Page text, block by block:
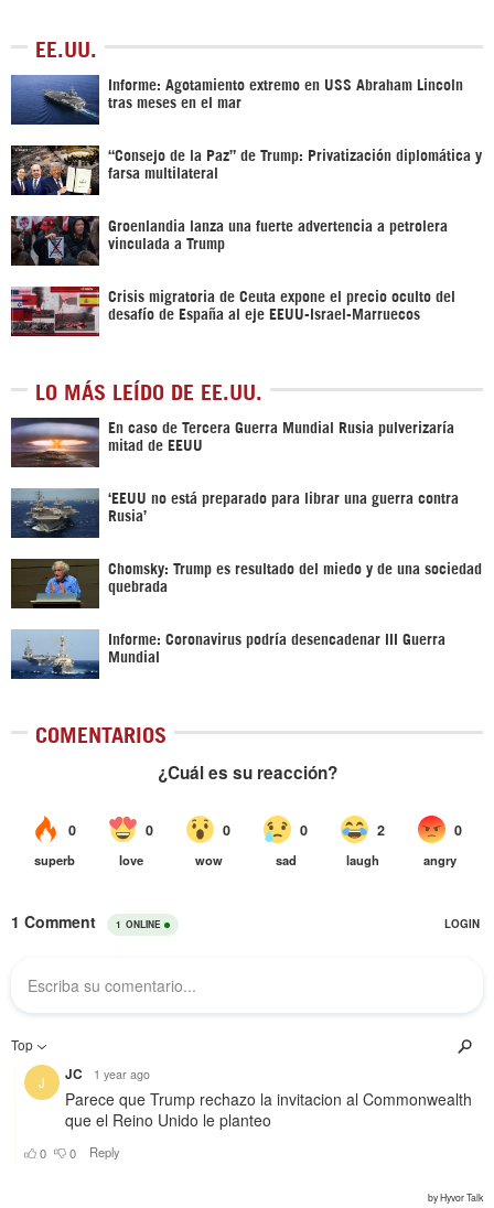
EE.UU.
Informe: Agotamiento extremo en USS Abraham Lincoln
tras meses en el mar
“Consejo de la Paz” de Trump: Privatización diplomática y
farsa multilateral
Groenlandia lanza una fuerte advertencia a petrolera
vinculada a Trump
Crisis migratoria de Ceuta expone el precio oculto del
desafío de España al eje EEUU-Israel-Marruecos
LO MÁS LEÍDO DE EE.UU.
En caso de Tercera Guerra Mundial Rusia pulverizaría
mitad de EEUU
‘EEUU no está preparado para librar una guerra contra
Rusia’
Chomsky: Trump es resultado del miedo y de una sociedad
quebrada
Informe: Coronavirus podría desencadenar III Guerra
Mundial
COMENTARIOS